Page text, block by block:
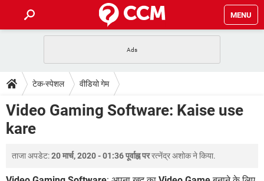
MENU
फोन पर अकाउंट बैलेंस चेक
WhatsApp Hack हो गया? Lucky Patcher यूज करें
टेक-स्पेशल
2020 के फ्री एंटीवायरस
बेस्ट फ्री ऑनलाइन गेम्स
डाउनलोड
Vidmate
FORUM
TikTok Account Freeze हो गया JioPhone में TikTok डाउनलोड
SBI बैंक अकाउंट नंबर पता करें
टेक-स्पेशल वीडियो गेम
Video Gaming Software: Kaise use
kare
ताजा अपडेट:20 मार्च, 2020 - 01:36 पूर्वाह्न पररत्नेंद्र अशोकने किया.